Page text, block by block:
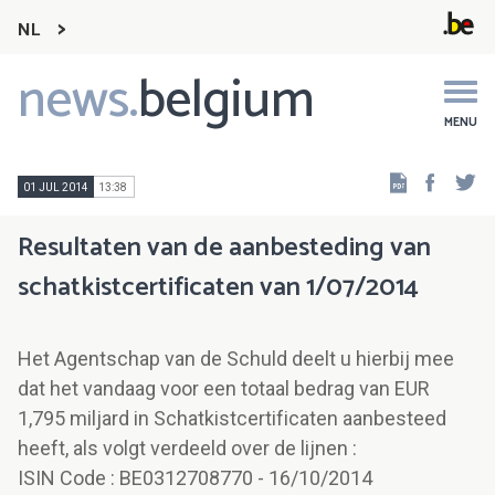
NL
news.belgium MENU
Main
navigation
01 JUL 2014 13:38
Resultaten van de aanbesteding van
schatkistcertificaten van 1/07/2014
Het Agentschap van de Schuld deelt u hierbij mee
dat het vandaag voor een totaal bedrag van EUR
1,795 miljard in Schatkistcertificaten aanbesteed
heeft, als volgt verdeeld over de lijnen :
ISIN Code : BE0312708770 - 16/10/2014